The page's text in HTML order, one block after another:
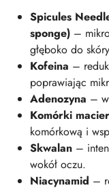
Spicules
sponge) –
głęboko do
Kofeina –
poprawiając
Adenozyna –
Komórki
komórkową i
Skwalan –
wokół oczu.
Niacynamid –